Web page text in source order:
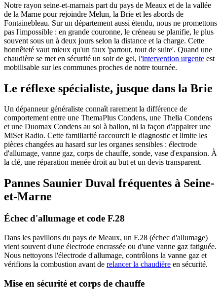
Notre rayon seine-et-marnais part du pays de Meaux et de la vallée
de la Marne pour rejoindre Melun, la Brie et les abords de
Fontainebleau. Sur un département aussi étendu, nous ne promettons
pas l'impossible : en grande couronne, le créneau se planifie, le plus
souvent sous un à deux jours selon la distance et la charge. Cette
honnêteté vaut mieux qu'un faux 'partout, tout de suite'. Quand une
chaudière se met en sécurité un soir de gel, l'intervention urgente est
mobilisable sur les communes proches de notre tournée.
Le réflexe spécialiste, jusque dans la Brie
Un dépanneur généraliste connaît rarement la différence de
comportement entre une ThemaPlus Condens, une Thelia Condens
et une Duomax Condens au sol à ballon, ni la façon d'appairer une
MiSet Radio. Cette familiarité raccourcit le diagnostic et limite les
pièces changées au hasard sur les organes sensibles : électrode
d'allumage, vanne gaz, corps de chauffe, sonde, vase d'expansion. À
la clé, une réparation menée droit au but et un devis transparent.
Pannes Saunier Duval fréquentes à Seine-
et-Marne
Échec d'allumage et code F.28
Dans les pavillons du pays de Meaux, un F.28 (échec d'allumage)
vient souvent d'une électrode encrassée ou d'une vanne gaz fatiguée.
Nous nettoyons l'électrode d'allumage, contrôlons la vanne gaz et
vérifions la combustion avant de relancer la chaudière en sécurité.
Mise en sécurité et corps de chauffe